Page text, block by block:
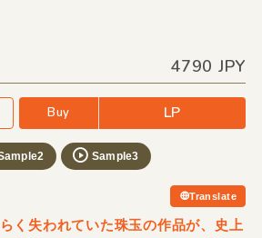
4790 JPY
Buy LP
Sample3
Translate
く失われていた珠玉の作品が、史上